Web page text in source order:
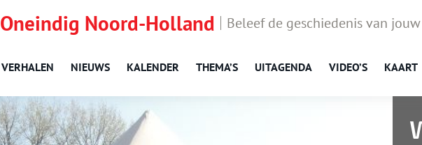
Oneindig Noord-Holland Beleef de geschiedenis van
VERHALEN NIEUWS KALENDER THEMA’S UITAGENDA VIDEO’S KAART